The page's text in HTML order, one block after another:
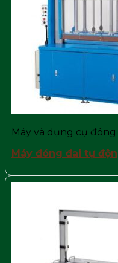
Máy và dụng cụ đóng
Máy đóng đai tự